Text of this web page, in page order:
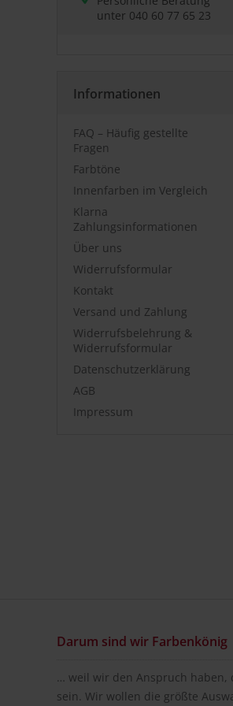
unter 040 60 77 65 23
Informationen
FAQ – Häufig gestellte
Fragen
Farbtöne
Innenfarben im Vergleich
Klarna
Zahlungsinformationen
Über uns
Widerrufsformular
Kontakt
Versand und Zahlung
Widerrufsbelehrung &
Widerrufsformular
Datenschutzerklärung
AGB
Impressum
Darum sind wir Farbenkönig
… weil wir den Anspruch haben,
sein. Wir wollen die größte